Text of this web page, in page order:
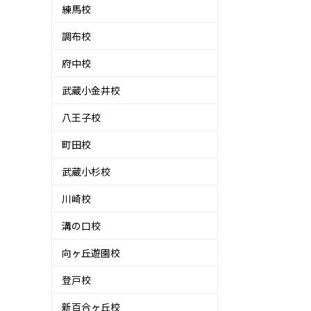
練馬校
調布校
府中校
武蔵小金井校
八王子校
町田校
武蔵小杉校
川崎校
溝の口校
向ヶ丘遊園校
登戸校
新百合ヶ丘校